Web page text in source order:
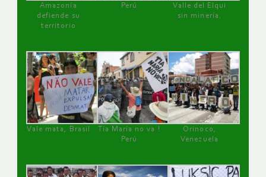
Amazonía
defiende su
territorio
Perú
Valle del Elqui
sin minería.
Vale mata, Brasil
Tía María no va !
Perú
Orinoco,
Venezuela